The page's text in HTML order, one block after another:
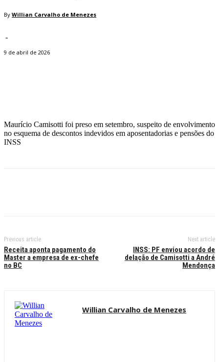
By Willian Carvalho de Menezes
-
9 de abril de 2026
Maurício Camisotti foi preso em setembro, suspeito de envolvimento
no esquema de descontos indevidos em aposentadorias e pensões do
INSS
Previous article
Receita aponta pagamento do
Master a empresa de ex-chefe
no BC
Next article
INSS: PF enviou acordo de
delação de Camisotti a André
Mendonça
Willian Carvalho de Menezes